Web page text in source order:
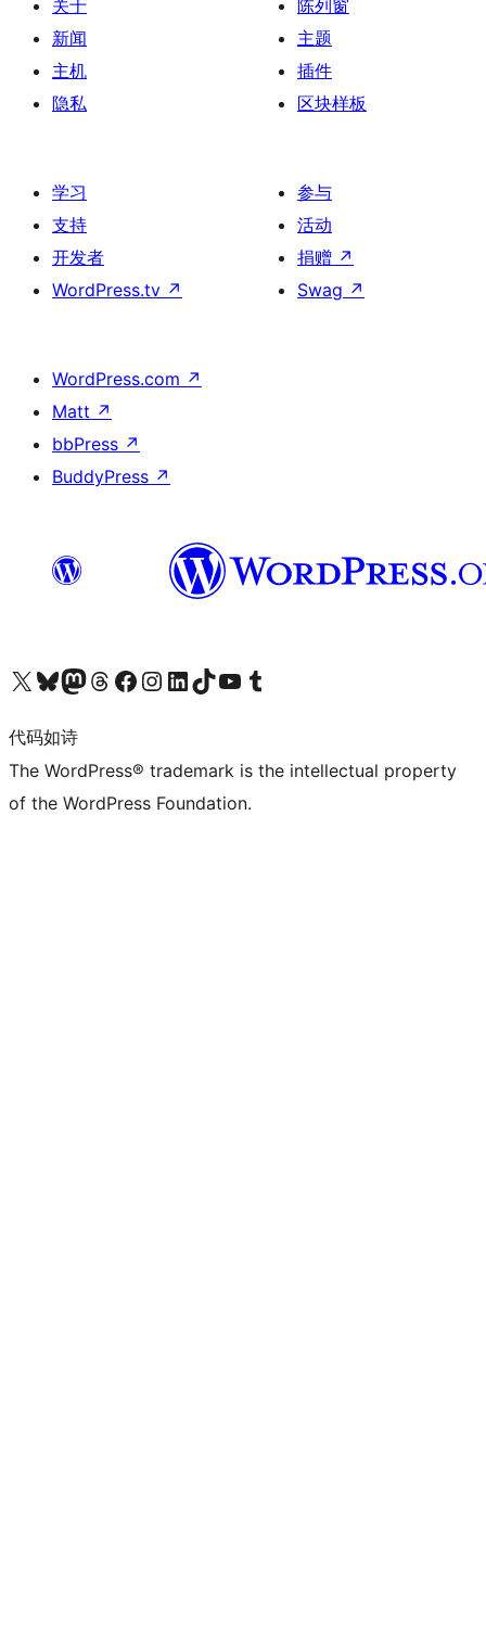
关于
新闻
主机
隐私
陈列窗
主题
插件
区块样板
学习
支持
开发者
WordPress.tv ↗
参与
活动
捐赠 ↗
Swag ↗
WordPress.com ↗
Matt ↗
bbPress ↗
BuddyPress ↗
关注我们的 X（原 Twitter）账号访问我们的 Bluesky 账号关注我们的 Mastodon 账号访问我们的 Threads 账号 访问我们的 Facebook 公共主页关注我们的 Instagram 账号 关注我们的 LinkedIn 主页访问我们的 TikTok 账号访问我们的 YouTube 频道 访问我们的 Tumblr 账号
代码如诗
The WordPress® trademark is the intellectual property
of the WordPress Foundation.